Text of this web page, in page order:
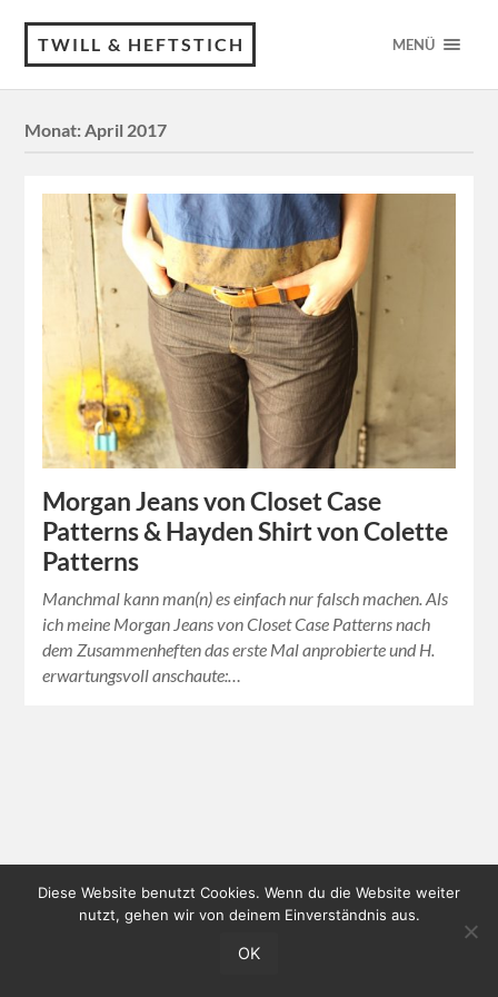
TWILL & HEFTSTICH MENÜ
Monat:April 2017
Morgan Jeans von Closet Case
Patterns & Hayden Shirt von Colette
Patterns
Manchmal kann man(n) es einfach nur falsch machen. Als
ich meine Morgan Jeans von Closet Case Patterns nach
dem Zusammenheften das erste Mal anprobierte und H.
erwartungsvoll anschaute:…
Diese Website benutzt Cookies. Wenn du die Website weiter
nutzt, gehen wir von deinem Einverständnis aus.
OK